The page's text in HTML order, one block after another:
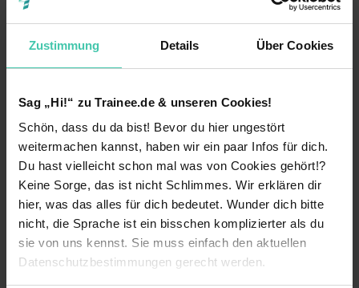
Zustimmung Details Über Cookies
Sag „Hi!“ zu Trainee.de & unseren Cookies!
Schön, dass du da bist! Bevor du hier ungestört
weitermachen kannst, haben wir ein paar Infos für dich.
Du hast vielleicht schon mal was von Cookies gehört!?
Keine Sorge, das ist nicht Schlimmes. Wir erklären dir
hier, was das alles für dich bedeutet. Wunder dich bitte
nicht, die Sprache ist ein bisschen komplizierter als du
sie von uns kennst. Sie muss einfach den aktuellen
Datenschutzbestimmungen gerecht werden.
Ein großer Bedarf an logistischen Leistungen
besteht ebenfalls inBochum, wo derHandel
Voraussetzungen für ein Trainee-Programm im
Hamburgzu denStädten, die sich durch eine
große Zahl an Logistik-Unternehmen auszeichnen
– in der Metropolregion ist die Logistikbranche
sogar einer der größten Arbeitgeber.
Traineegehalt in dem Bereich Logistik
die Logistik nach derAutomobilindustrie und dem